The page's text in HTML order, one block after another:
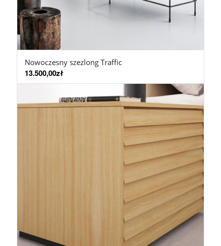
Nowoczesny szezlong Traffic
13.500,00zł